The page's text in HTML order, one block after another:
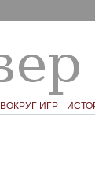
ВОКРУГ ИГР